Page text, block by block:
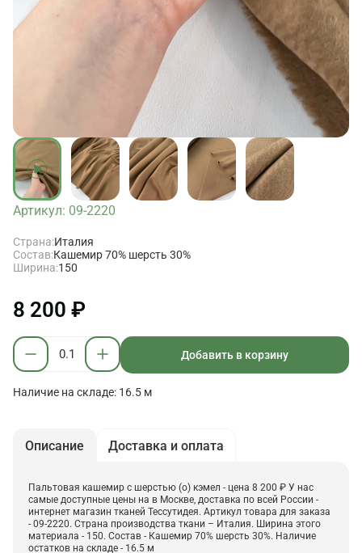
Артикул: 09-2220
Страна:Италия
Состав:Кашемир 70% шерсть 30%
Ширина:150
8 200 ₽
Добавить в корзину
Наличие на складе: 16.5 м
Описание Доставка и оплата
Пальтовая кашемир с шерстью (о) кэмел - цена 8 200 ₽ У нас
самые доступные цены на в Москве, доставка по всей России -
интернет магазин тканей Тессутидея. Артикул товара для заказа
- 09-2220. Страна производства ткани – Италия. Ширина этого
материала - 150. Состав - Кашемир 70% шерсть 30%. Наличие
остатков на складе - 16.5 м